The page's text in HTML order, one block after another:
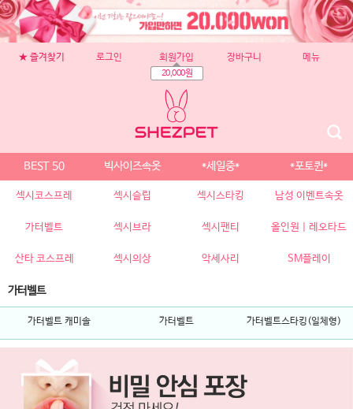
★ 즐겨찾기 로그인 회원가입
20,000원
장바구니 메뉴
BEST 50 빅사이즈속옷 *세일중* *포토퀸*
섹시코스프레 섹시슬립 섹시스타킹 남성 이벤트속옷
가터벨트 섹시브라 섹시팬티 올인원 | 레오타드
산타 코스프레 섹시의상 악세사리 SM플레이
가터벨트
가터벨트 캐미솔 가터벨트 가터벨트스타킹(일체형)